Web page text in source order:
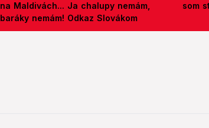
na Maldivách... Ja chalupy nemám,
baráky nemám! Odkaz Slovákom
som